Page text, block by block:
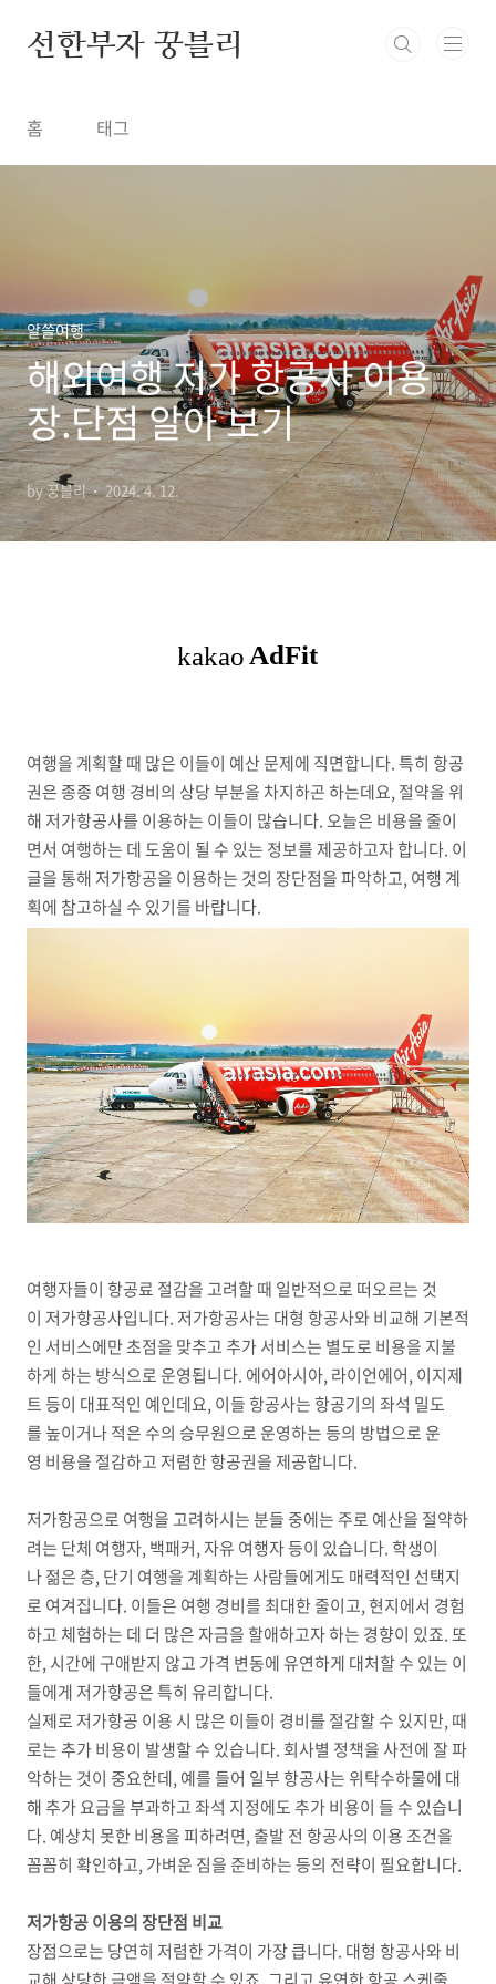
선한부자 꿍블리
홈 태그
알쓸여행
해외여행 저가 항공사 이용
장.단점 알아 보기
by 꿍블리 2024. 4. 12.
여행을 계획할 때 많은 이들이 예산 문제에 직면합니다. 특히 항공
권은 종종 여행 경비의 상당 부분을 차지하곤 하는데요, 절약을 위
해 저가항공사를 이용하는 이들이 많습니다. 오늘은 비용을 줄이
면서 여행하는 데 도움이 될 수 있는 정보를 제공하고자 합니다. 이
글을 통해 저가항공을 이용하는 것의 장단점을 파악하고, 여행 계
획에 참고하실 수 있기를 바랍니다.
여행자들이 항공료 절감을 고려할 때 일반적으로 떠오르는 것
이 저가항공사입니다. 저가항공사는 대형 항공사와 비교해 기본적
인 서비스에만 초점을 맞추고 추가 서비스는 별도로 비용을 지불
하게 하는 방식으로 운영됩니다. 에어아시아, 라이언에어, 이지제
트 등이 대표적인 예인데요, 이들 항공사는 항공기의 좌석 밀도
를 높이거나 적은 수의 승무원으로 운영하는 등의 방법으로 운
영 비용을 절감하고 저렴한 항공권을 제공합니다.
저가항공으로 여행을 고려하시는 분들 중에는 주로 예산을 절약하
려는 단체 여행자, 백패커, 자유 여행자 등이 있습니다. 학생이
나 젊은 층, 단기 여행을 계획하는 사람들에게도 매력적인 선택지
로 여겨집니다. 이들은 여행 경비를 최대한 줄이고, 현지에서 경험
하고 체험하는 데 더 많은 자금을 할애하고자 하는 경향이 있죠. 또
한, 시간에 구애받지 않고 가격 변동에 유연하게 대처할 수 있는 이
들에게 저가항공은 특히 유리합니다.
실제로 저가항공 이용 시 많은 이들이 경비를 절감할 수 있지만, 때
로는 추가 비용이 발생할 수 있습니다. 회사별 정책을 사전에 잘 파
악하는 것이 중요한데, 예를 들어 일부 항공사는 위탁수하물에 대
해 추가 요금을 부과하고 좌석 지정에도 추가 비용이 들 수 있습니
다. 예상치 못한 비용을 피하려면, 출발 전 항공사의 이용 조건을
꼼꼼히 확인하고, 가벼운 짐을 준비하는 등의 전략이 필요합니다.
저가항공 이용의 장단점 비교
장점으로는 당연히 저렴한 가격이 가장 큽니다. 대형 항공사와 비